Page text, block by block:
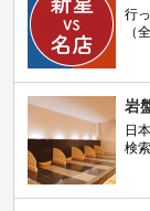
行
（
岩
日
検索